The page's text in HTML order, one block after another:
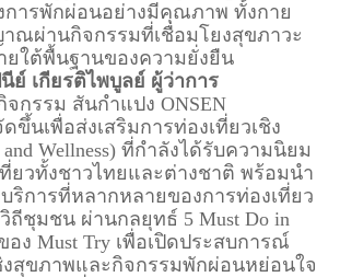
ารพักผ่อนอย่างมีคุณภาพ ทั้งกาย
ณผ่านกิจกรรมที่เชื่อมโยงสุขภาวะ
ใต้พื้นฐานของความยั่งยืน
ย์ เกียรติไพบูลย์ ผู้ว่าการ
จกรรม สันกำแปง ONSEN
ดขึ้นเพื่อส่งเสริมการท่องเที่ยวเชิง
Wellness) ที่กำลังได้รับความนิยม
ยวทั้งชาวไทยและต่างชาติ พร้อมนำ
ริการที่หลากหลายของการท่องเที่ยว
ถีชุมชน ผ่านกลยุทธ์ 5 Must Do in
อง Must Try เพื่อเปิดประสบการณ์
งสุขภาพและกิจกรรมพักผ่อนหย่อนใจ